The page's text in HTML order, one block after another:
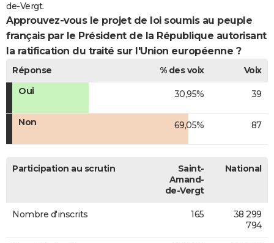
de-Vergt.
Approuvez-vous le projet de loi soumis au peuple
français par le Président de la République autorisant
la ratification du traité sur l'Union européenne ?
Réponse % des voix
Voix
Oui
30,95% 39
Non 69,05% 87
Participation au scrutin
Saint-
Amand-
de-Vergt
National
Nombre d'inscrits 165
38 299
794